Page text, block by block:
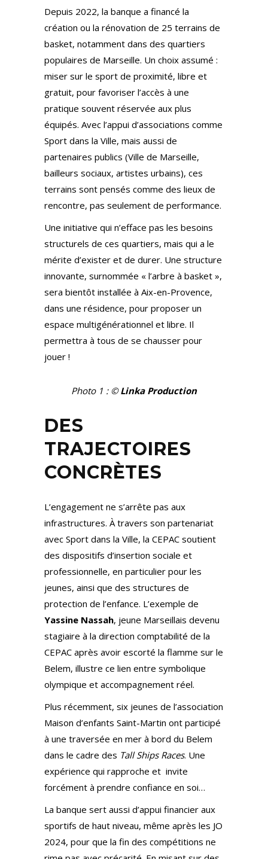
Depuis 2022, la banque a financé la
création ou la rénovation de 25 terrains de
basket, notamment dans des quartiers
populaires de Marseille. Un choix assumé :
miser sur le sport de proximité, libre et
gratuit, pour favoriser l’accès à une
pratique souvent réservée aux plus
équipés. Avec l’appui d’associations comme
Sport dans la Ville, mais aussi de
partenaires publics (Ville de Marseille,
bailleurs sociaux, artistes urbains), ces
terrains sont pensés comme des lieux de
rencontre, pas seulement de performance.
Une initiative qui n’efface pas les besoins
structurels de ces quartiers, mais qui a le
mérite d’exister et de durer. Une structure
innovante, surnommée « l’arbre à basket »,
sera bientôt installée à Aix-en-Provence,
dans une résidence, pour proposer un
espace multigénérationnel et libre. Il
permettra à tous de se chausser pour
jouer !
Photo 1 : ©Linka Production
DES
TRAJECTOIRES
CONCRÈTES
L’engagement ne s’arrête pas aux
infrastructures. À travers son partenariat
avec Sport dans la Ville, la CEPAC soutient
des dispositifs d’insertion sociale et
professionnelle, en particulier pour les
jeunes, ainsi que des structures de
protection de l’enfance. L’exemple de
Yassine Nassah, jeune Marseillais devenu
stagiaire à la direction comptabilité de la
CEPAC après avoir escorté la flamme sur le
Belem, illustre ce lien entre symbolique
olympique et accompagnement réel.
Plus récemment, six jeunes de l’association
Maison d’enfants Saint-Martin ont participé
à une traversée en mer à bord du Belem
dans le cadre des Tall Ships Races. Une
expérience qui rapproche et invite
forcément à prendre confiance en soi…
La banque sert aussi d’appui financier aux
sportifs de haut niveau, même après les JO
2024, pour que la fin des compétitions ne